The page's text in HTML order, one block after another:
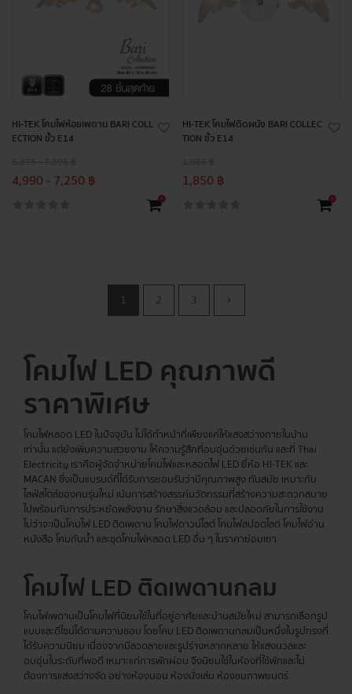
HI-TEK โคมไฟห้อยเพดาน BARI COLL
ECTION ขั้ว E14
4,990 - 7,250 ฿
+
HI-TEK โคมไฟติดผนัง BARI COLLEC
TION ขั้ว E14
1,850 ฿
+
1 2 3
โคมไฟ LED คุณภาพดี
ราคาพิเศษ
โคมไฟหลอด LED ในปัจจุบัน ไม่ได้ทำหน้าที่เพียงแค่ให้แสงสว่างภายในบ้าน
เท่านั้น แต่ยังเพิ่มความสวยงาม ให้ความรู้สึกที่อบอุ่นด้วยเช่นกัน และที่ Thai
Electricity เราคือผู้จัดจำหน่ายโคมไฟและหลอดไฟ LED ยี่ห้อ HI-TEK และ
MACAN ซึ่งเป็นแบรนด์ที่ได้รับการยอมรับว่ามีคุณภาพสูง ทันสมัย เหมาะกับ
ไลฟ์สไตล์ของคนรุ่นใหม่ เน้นการสร้างสรรค์นวัตกรรมที่สร้างความสะดวกสบาย
ไปพร้อมกับการประหยัดพลังงาน รักษาสิ่งแวดล้อม และปลอดภัยในการใช้งาน
ไม่ว่าจะเป็นโคมไฟ LED ติดเพดาน โคมไฟดาวน์ไลต์ โคมไฟสปอตไลต์ โคมไฟอ่าน
หนังสือ โคมกันน้ำ และชุดโคมไฟหลอด LED อื่น ๆ ในราคาย่อมเยา
โคมไฟ LED ติดเพดานกลม
โคมไฟเพดานเป็นโคมไฟที่นิยมใช้ในที่อยู่อาศัยและบ้านสมัยใหม่ สามารถเลือกรูป
แบบและดีไซน์ได้ตามความชอบ โดยโคม LED ติดเพดานกลมเป็นหนึ่งในรูปทรงที่
ได้รับความนิยม เนื่องจากมีลวดลายและรูปร่างหลากหลาย ให้แสงนวลและ
อบอุ่นในระดับที่พอดี เหมาะแก่การพักผ่อน จึงนิยมใช้ในห้องที่ใช้พักและไม่
ต้องการแสงสว่างจัด อย่างห้องนอน ห้องนั่งเล่น ห้องชมภาพยนตร์